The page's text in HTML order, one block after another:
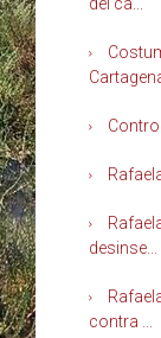
desinse...
contra ...